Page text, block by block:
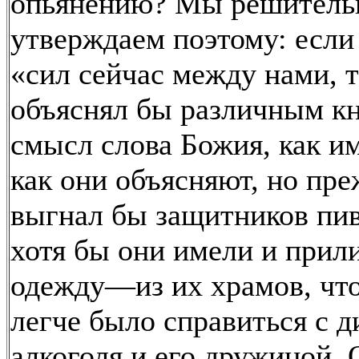
утверждаем поэтому:
«сил сейчас между нами,
объяснял бы различным
смысл слова Божия, как
как они объясняют, но
выгнал бы защитников
хотя бы они имели и
одежду—из их храмов,
легче было справиться с